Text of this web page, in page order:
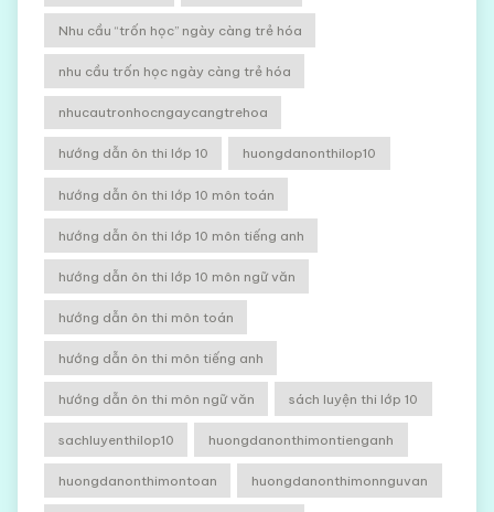
Nhu cầu “trốn học” ngày càng trẻ hóa
nhu cầu trốn học ngày càng trẻ hóa
nhucautronhocngaycangtrehoa
hướng dẫn ôn thi lớp 10 huongdanonthilop10
hướng dẫn ôn thi lớp 10 môn toán
hướng dẫn ôn thi lớp 10 môn tiếng anh
hướng dẫn ôn thi lớp 10 môn ngữ văn
hướng dẫn ôn thi môn toán
hướng dẫn ôn thi môn tiếng anh
hướng dẫn ôn thi môn ngữ văn sách luyện thi lớp 10
sachluyenthilop10 huongdanonthimontienganh
huongdanonthimontoan huongdanonthimonnguvan